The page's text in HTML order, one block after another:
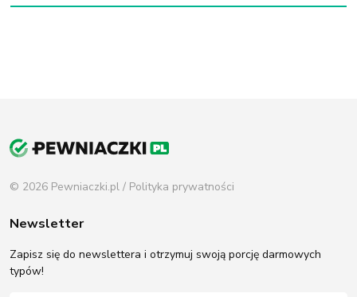
© 2026 Pewniaczki.pl / Polityka prywatności
Newsletter
Zapisz się do newslettera i otrzymuj swoją porcję darmowych
typów!